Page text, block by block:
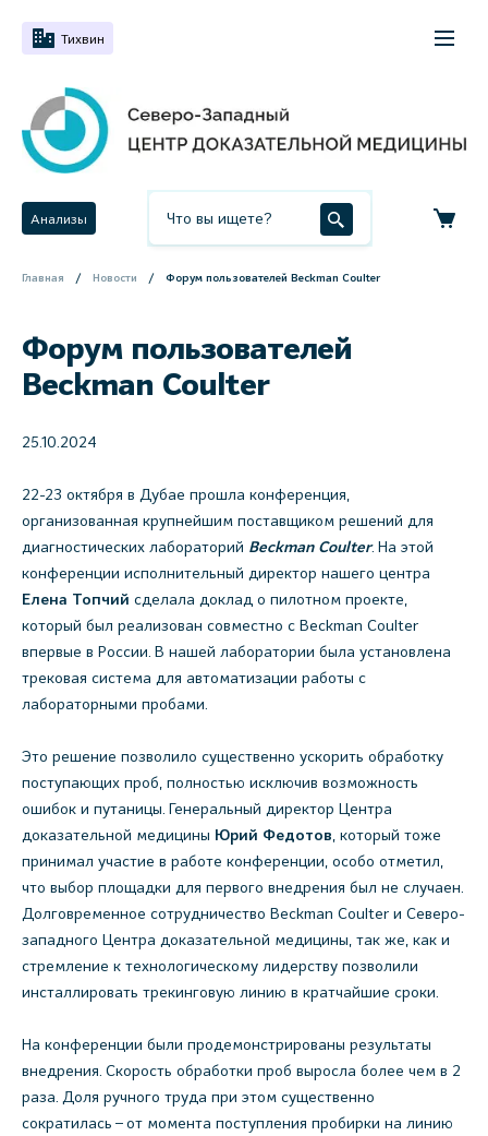
Тихвин
Анализы
Главная Новости Форум пользователей Beckman Coulter
Форум пользователей
Beckman Coulter
25.10.2024
22-23 октября в Дубае прошла конференция,
организованная крупнейшим поставщиком решений для
диагностических лабораторий Beckman Coulter. На этой
конференции исполнительный директор нашего центра
Елена Топчий сделала доклад о пилотном проекте,
который был реализован совместно с Beckman Coulter
впервые в России. В нашей лаборатории была установлена
трековая система для автоматизации работы с
лабораторными пробами.
Это решение позволило существенно ускорить обработку
поступающих проб, полностью исключив возможность
ошибок и путаницы. Генеральный директор Центра
доказательной медицины Юрий Федотов, который тоже
принимал участие в работе конференции, особо отметил,
что выбор площадки для первого внедрения был не случаен.
Долговременное сотрудничество Beckman Coulter и Северо-
западного Центра доказательной медицины, так же, как и
стремление к технологическому лидерству позволили
инсталлировать трекинговую линию в кратчайшие сроки.
На конференции были продемонстрированы результаты
внедрения. Скорость обработки проб выросла более чем в 2
раза. Доля ручного труда при этом существенно
сократилась – от момента поступления пробирки на линию